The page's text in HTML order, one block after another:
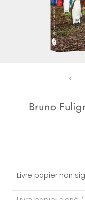
Bruno
Livre papier non